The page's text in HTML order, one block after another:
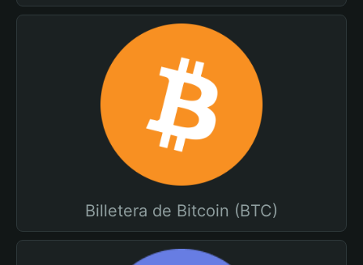
Billetera de Bitcoin (BTC)